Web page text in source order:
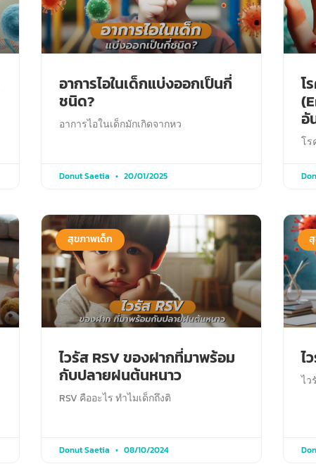
อาการไอในเด็กแบ่งออกเป็นกี่
ชนิด?
อาการไอในเด็กมักเกิดจากหว
Donut Saetia 20/01/2025
โ
อั
โร
สุขภาพเด็ก
ไวรัส RSV ของฝากที่มาพร้อม
กับปลายฝนต้นหนาว
RSV คืออะไร ทำไมเด็กถึงติ
Donut Saetia 08/10/2024
ไ
ไว